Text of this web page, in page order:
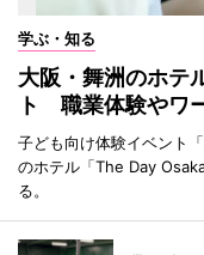
学ぶ・知る
大阪・舞洲のホテ
ト 職業体験やワ
子ども向け体験イベント
のホテル「The Day
る。